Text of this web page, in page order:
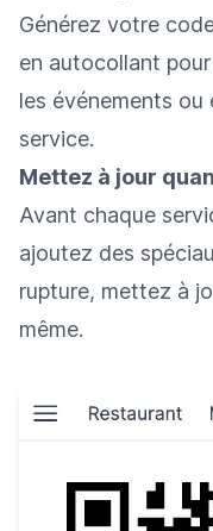
Générez votre
en autocollant
les événements
service.
Mettez à jour
Avant chaque
ajoutez des
rupture, mettez à
même.